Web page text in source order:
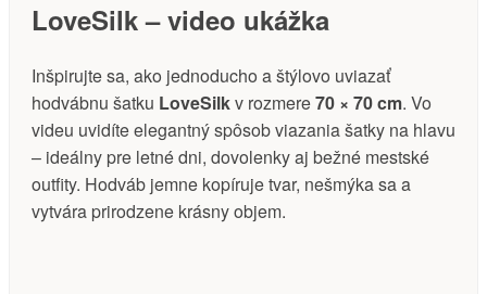
LoveSilk – video ukážka
Inšpirujte sa, ako jednoducho a štýlovo uviazať
hodvábnu šatku LoveSilkv rozmere70 × 70 cm. Vo
videu uvidíte elegantný spôsob viazania šatky na hlavu
– ideálny pre letné dni, dovolenky aj bežné mestské
outfity. Hodváb jemne kopíruje tvar, nešmýka sa a
vytvára prirodzene krásny objem.